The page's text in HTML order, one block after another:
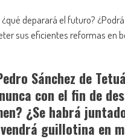
deparará el futuro?
sus eficientes reformas en
Sánchez de
con el fin de
¿Se habrá
guillotina en